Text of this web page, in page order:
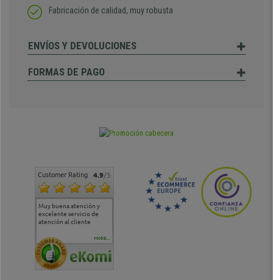
Fabricación de calidad, muy robusta
ENVÍOS Y DEVOLUCIONES
FORMAS DE PAGO
Customer Rating 4.9/5
Muy buena atención y
excelente servicio de
atención al cliente
Muy buena atención de
cara al asesoramiento
Si estoy contento
MORE...